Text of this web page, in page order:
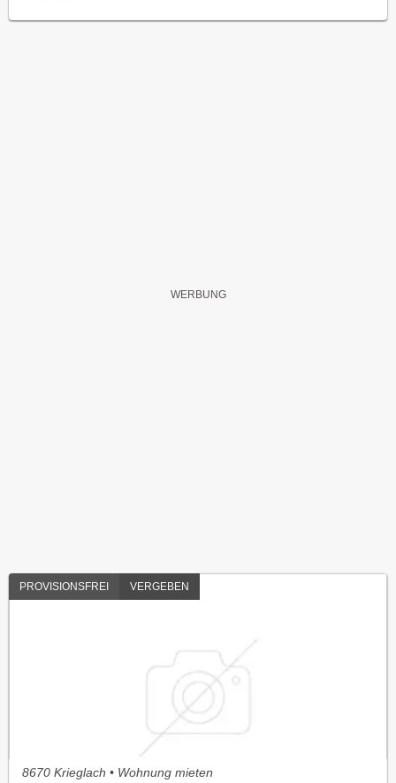
PROVISIONSFREI VERGEBEN
8670 Krieglach • Wohnung mieten